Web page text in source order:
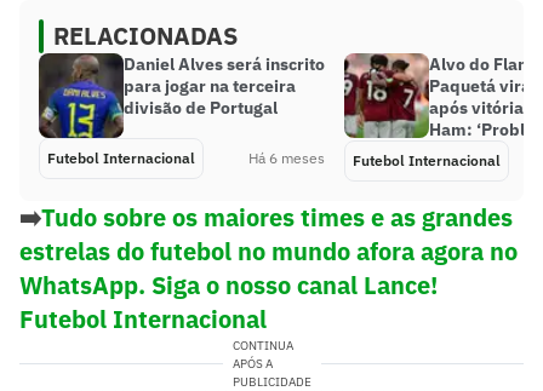
RELACIONADAS
Daniel Alves será inscrito
para jogar na terceira
divisão de Portugal
Futebol Internacional Há 6 meses
Alvo do
Paquetá vira
após vitória
Ham:
Futebol Internacional
➡️Tudo sobre os maiores times e as grandes
estrelas do futebol no mundo afora agora no
WhatsApp. Siga o nosso canal Lance!
Futebol Internacional
CONTINUA
APÓS A
PUBLICIDADE